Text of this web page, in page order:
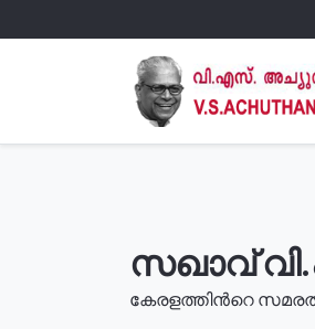
സഖാവ്
കേരളത്തിൻറെ